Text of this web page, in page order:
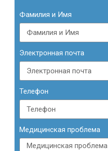
Фамилия и Имя
Электронная почта
Телефон
Медицинская проблема